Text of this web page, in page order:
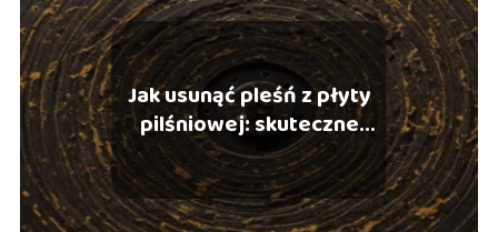
Jak usunąć pleśń z płyty
pilśniowej: skuteczne
sposoby